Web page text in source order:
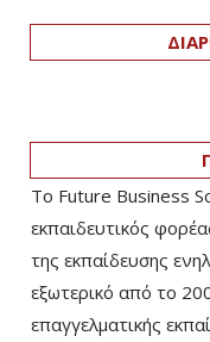
Το Future Business
εκπαιδευτικός
της εκπαίδευσης
εξωτερικό από το
επαγγελματικής